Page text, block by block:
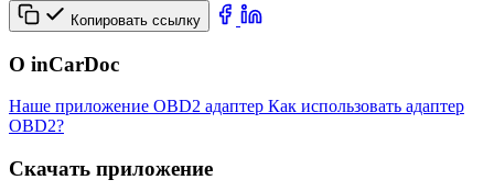
Копировать ссылку
О inCarDoc
Наше приложение OBD2 адаптер Как использовать адаптер
OBD2?
Скачать приложение